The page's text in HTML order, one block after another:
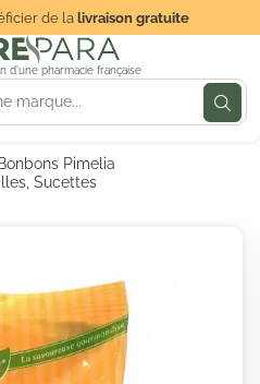
de lalivraison gratuite
d'une pharmacie française
Bonbons Pimelia
Sucettes